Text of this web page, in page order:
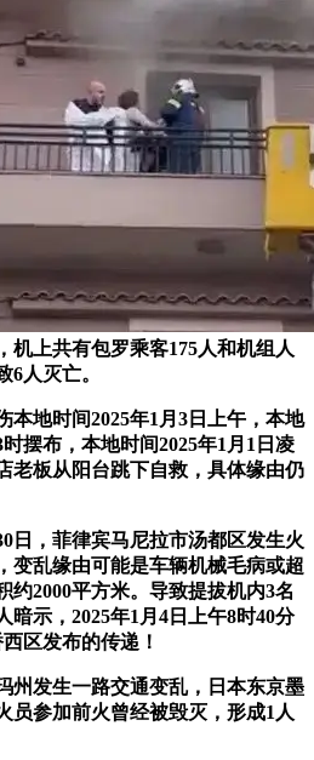
机上共有包罗乘客175人和机组人
6人灭亡。
地时间2025年1月3日上午，本地
摆布，本地时间2025年1月1日凌
老板从阳台跳下自救，具体缘由仍
，菲律宾马尼拉市汤都区发生火
变乱缘由可能是车辆机械毛病或超
约2000平方米。导致提拔机内3名
暗示，2025年1月4日上午8时40分
区发布的传递！
发生一路交通变乱，日本东京墨
员参加前火曾经被毁灭，形成1人